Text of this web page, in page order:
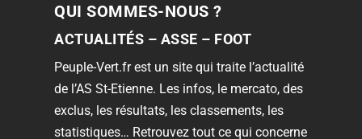
QUI SOMMES-NOUS ?
ACTUALITÉS – ASSE – FOOT
Peuple-Vert.fr est un site qui traite l’actualité
de l’AS St-Etienne. Les infos, le mercato, des
exclus, les résultats, les classements, les
statistiques… Retrouvez tout ce qui concerne